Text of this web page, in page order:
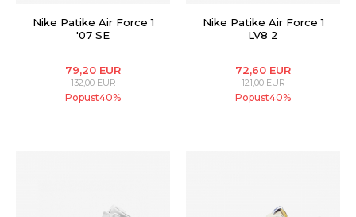
Nike Patike Air Force 1
'07 SE
79,20 EUR
132,00EUR
Popust40%
Nike Patike Air Force 1
LV8 2
72,60 EUR
121,00EUR
Popust40%